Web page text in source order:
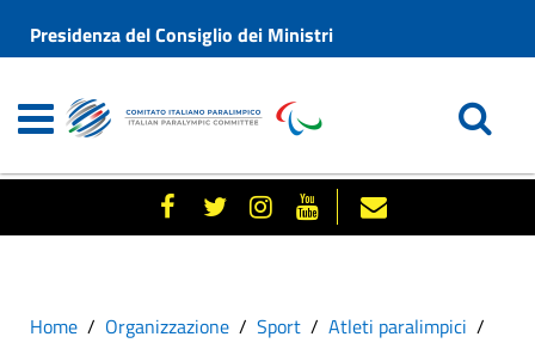
Presidenza del Consiglio dei Ministri
Home Organizzazione Sport
Atleti paralimpici